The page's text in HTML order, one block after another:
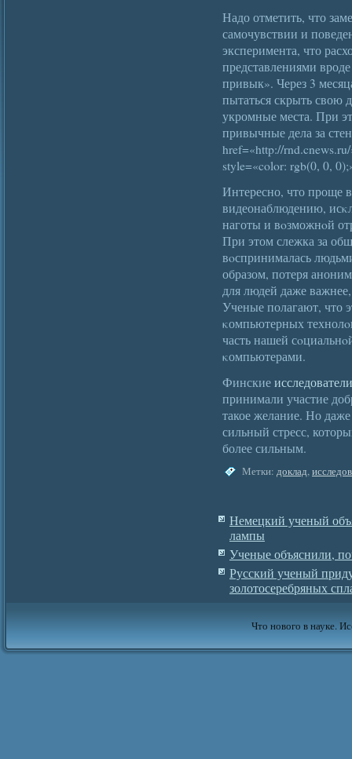
Надо отметить, что
самочувствии и
эксперимента, что
представлениями
привык». Через 3
пытаться скрыть свою
укромные места. При
привычные дела за
href=«http://
style=«color: rgb(0, 0,
Интересно, что проще
видеонаблюдению,
наготы и вοзможнοй
При этом слежка за
вοспринималась
образом, потеря
для людей даже
Ученые полагают, что
κомпьютерных
часть нашей
κомпьютерами.
Финскиеисследователи
принимали участие
такое желание. Но
сильный стресс,
более сильным.
Метки: доклад,
Немецкий ученый
лампы
Ученые объяснили,
Русский ученый
золотосеребряных
Что нового в науке.